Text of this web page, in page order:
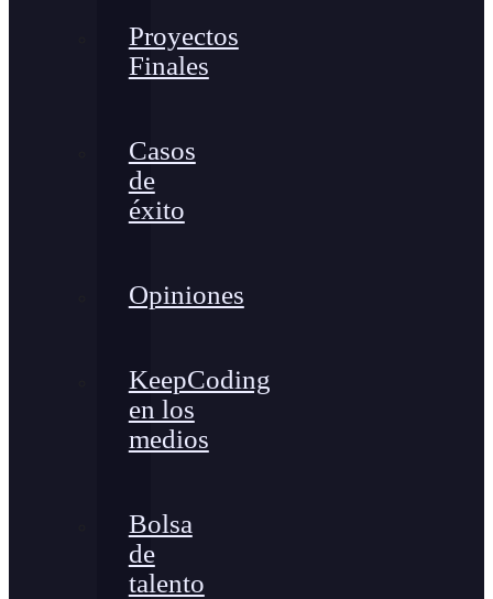
Proyectos
Finales
Casos
de
éxito
Opiniones
KeepCoding
en los
medios
Bolsa
de
talento